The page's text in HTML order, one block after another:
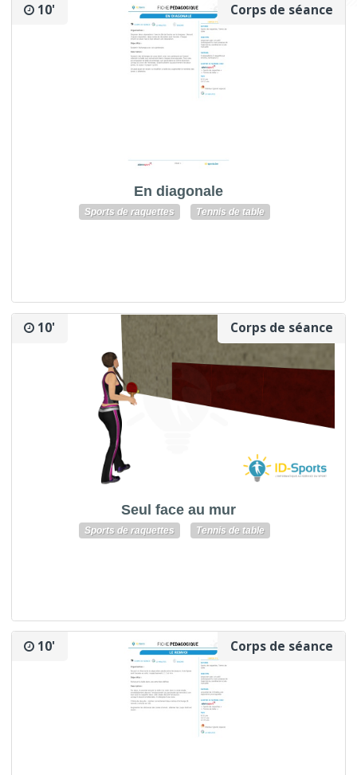
Corps de séance
10'
En diagonale
Sports de raquettes Tennis de table
Corps de séance
10'
Seul face au mur
Sports de raquettes Tennis de table
Corps de séance
10'